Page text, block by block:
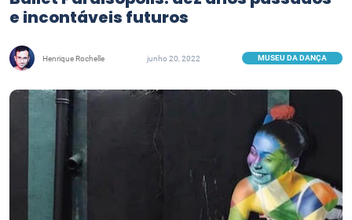
e incontáveis futuros
Henrique Rochelle junho 20, 2022 MUSEU DA DANÇA